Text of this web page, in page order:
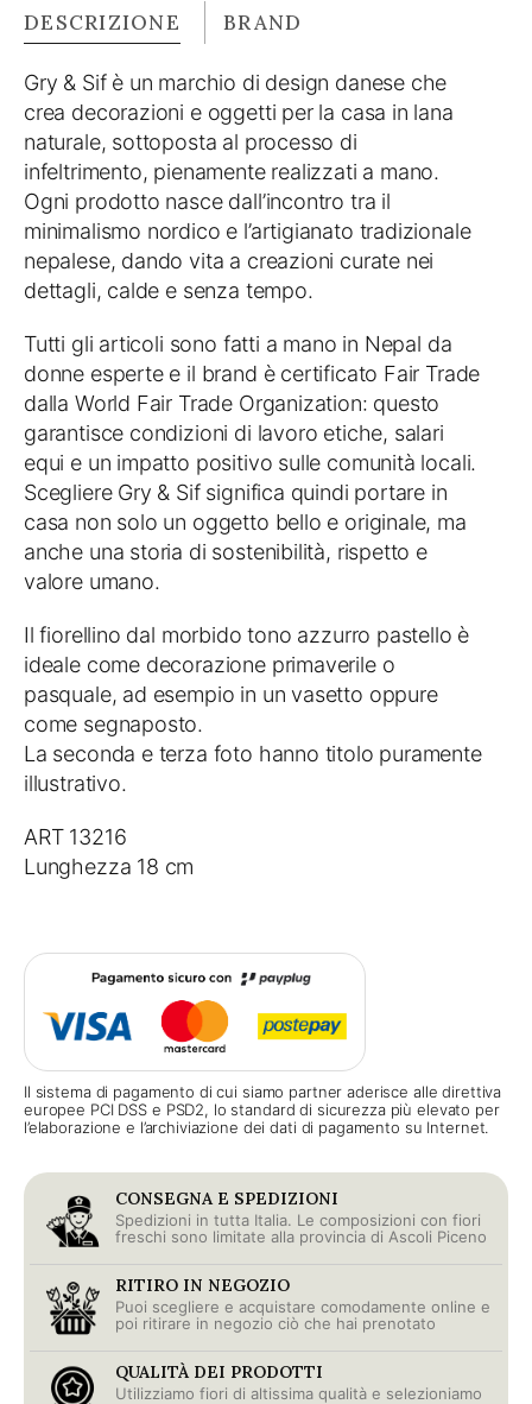
ti
scordar
di
me"
quantity
DESCRIZIONE BRAND
Gry & Sif è un marchio di design danese che
crea decorazioni e oggetti per la casa in lana
naturale, sottoposta al processo di
infeltrimento, pienamente realizzati a mano.
Ogni prodotto nasce dall’incontro tra il
minimalismo nordico e l’artigianato tradizionale
nepalese, dando vita a creazioni curate nei
dettagli, calde e senza tempo.
Tutti gli articoli sono fatti a mano in Nepal da
donne esperte e il brand è certificato Fair Trade
dalla World Fair Trade Organization: questo
garantisce condizioni di lavoro etiche, salari
equi e un impatto positivo sulle comunità locali.
Scegliere Gry & Sif significa quindi portare in
casa non solo un oggetto bello e originale, ma
anche una storia di sostenibilità, rispetto e
valore umano.
Il fiorellino dal morbido tono azzurro pastello è
ideale come decorazione primaverile o
pasquale, ad esempio in un vasetto oppure
come segnaposto.
La seconda e terza foto hanno titolo puramente
illustrativo.
ART 13216
Lunghezza 18 cm
Il sistema di pagamento di cui siamo partner aderisce alle direttiva
europee PCI DSS e PSD2, lo standard di sicurezza più elevato per
l’elaborazione e l’archiviazione dei dati di pagamento su Internet.
CONSEGNA E SPEDIZIONI
Spedizioni in tutta Italia. Le composizioni con fiori
freschi sono limitate alla provincia di Ascoli Piceno
RITIRO IN NEGOZIO
Puoi scegliere e acquistare comodamente online e
poi ritirare in negozio ciò che hai prenotato
QUALITÀ DEI PRODOTTI
Utilizziamo fiori di altissima qualità e selezioniamo